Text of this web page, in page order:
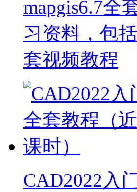
mapgis6.7全
习资料，包
套视频教程
CAD2022入